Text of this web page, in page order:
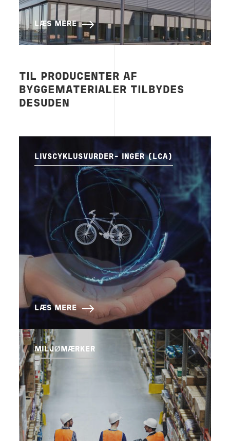
LÆS MERE
TIL PRODUCENTER AF
BYGGEMATERIALER TILBYDES
DESUDEN
LIVSCYKLUSVURDER- INGER (LCA)
LÆS MERE
MILJØMÆRKER